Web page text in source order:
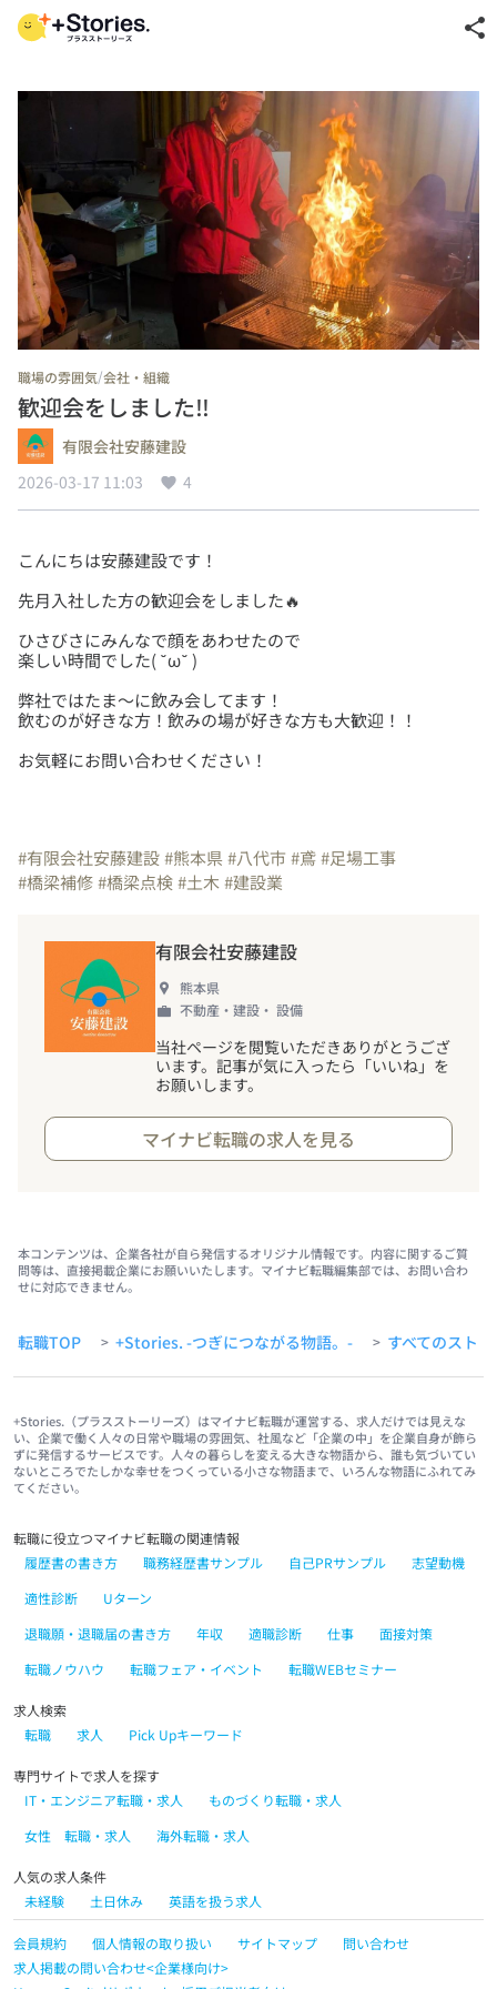
share
職場の雰囲気/会社・組織
歓迎会をしました‼
有限会社安藤建設
2026-03-17 11:03
4
ひさびさにみんなで顔をあわせたので
弊社ではたま～に飲み会してます！
お気軽にお問い合わせください！
#有限会社安藤建設#熊本県#八代市 #鳶#足場工事
#橋梁補修#橋梁点検#土木#建設業
有限会社安藤建設
熊本県
不動産・建設・ 設備
当社ページを閲覧いただきありがとうござ
います。記事が気に入ったら「いいね」を
お願いします。
マイナビ転職の求人を見る
本コンテンツは、企業各社が自ら発信するオリジナル情報です。内容に関するご質
問等は、直接掲載企業にお願いいたします。マイナビ転職編集部では、お問い合わ
せに対応できません。
転職TOP > +Stories. -つぎにつながる物語。- > すべてのスト
+Stories.（プラスストーリーズ）はマイナビ転職が運営する、求人だけでは見えな
い、企業で働く人々の日常や職場の雰囲気、社風など「企業の中」を企業自身が飾ら
ずに発信するサービスです。人々の暮らしを変える大きな物語から、誰も気づいてい
ないところでたしかな幸せをつくっている小さな物語まで、いろんな物語にふれてみ
てください。
転職に役立つマイナビ転職の関連情報
履歴書の書き方
職務経歴書サンプル 自己PRサンプル
志望動機
適性診断
Uターン
退職願・退職届の書き方
年収 適職診断 仕事
面接対策
転職ノウハウ
転職フェア・イベント 転職WEBセミナー
求人検索
転職
求人 Pick Upキーワード
専門サイトで求人を探す
IT・エンジニア転職・求人
ものづくり転職・求人
女性 転職・求人
海外転職・求人
人気の求人条件
未経験
土日休み 英語を扱う求人
会員規約 個人情報の取り扱い サイトマップ
問い合わせ
求人掲載の問い合わせ<企業様向け>